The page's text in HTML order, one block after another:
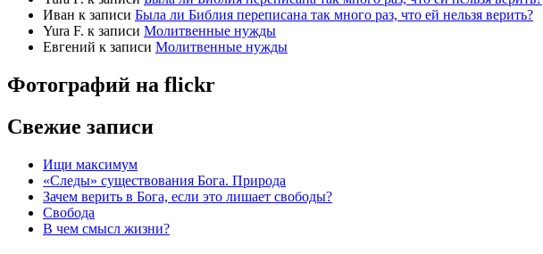
Иван к записи Была ли Библия переписана так много раз, что ей нельзя верить?
Yura F. к записи Молитвенные нужды
Евгений к записи Молитвенные нужды
Фотографий на flickr
Свежие записи
Ищи максимум
«Следы» существования Бога. Природа
Зачем верить в Бога, если это лишает свободы?
Свобода
В чем смысл жизни?